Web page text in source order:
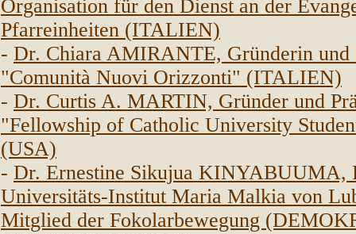
Organisation für den Dienst an der
Pfarreinheiten (ITALIEN)
- Dr. Chiara AMIRANTE, Gründerin und
"Comunità Nuovi Orizzonti" (ITALIEN)
- Dr. Curtis A. MARTIN, Gründer und
"Fellowship of Catholic University
(USA)
- Dr. Ernestine Sikujua KINYABUUMA,
Universitäts-Institut Maria Malkia von
Mitglied der Fokolarbewegung